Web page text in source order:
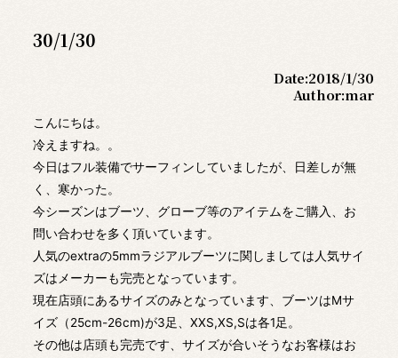
30/1/30
Date:2018/1/30
Author:mar
こんにちは。
冷えますね。。
今日はフル装備でサーフィンしていましたが、日差しが無
く、寒かった。
今シーズンはブーツ、グローブ等のアイテムをご購入、お
問い合わせを多く頂いています。
人気のextraの5mmラジアルブーツに関しましては人気サイ
ズはメーカーも完売となっています。
現在店頭にあるサイズのみとなっています、ブーツはMサ
イズ（25cm-26cm)が3足、XXS,XS,Sは各1足。
その他は店頭も完売です、サイズが合いそうなお客様はお